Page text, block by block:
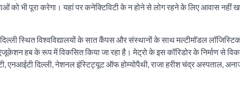
भी पूरा करेगा। यहां पर कनेक्टिविटी के न होने से लोग रहने के लिए आवास नहीं
स्थित विश्वविद्यालयों के सात कैंपस और संस्थानों के साथ मल्टीमॉडल लॉजिस्टिक
हब के रूप में विकसित किया जा रहा है। मेट्रो के इस कॉरिडोर के निर्माण से
एनआईटी दिल्ली, नेशनल इंस्टिट्यूट ऑफ होम्योपैथी, राजा हरीश चंद्र अस्पताल,